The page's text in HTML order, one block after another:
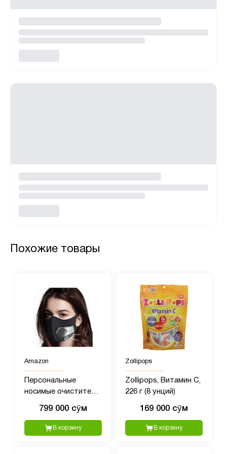
Похожие товары
Amazon
Персональные
носимые очистители
мини-очиститель
воздуха
799 000 сӯм
В корзину
Zollipops
Zollipops, Витамин C,
226 г (8 унций)
169 000 сӯм
В корзину